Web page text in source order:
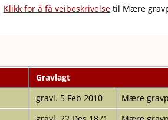
Klikk for å få veibeskrivelsetil Mære
Gravlagt
gravl. 5 Feb 2010 Mære